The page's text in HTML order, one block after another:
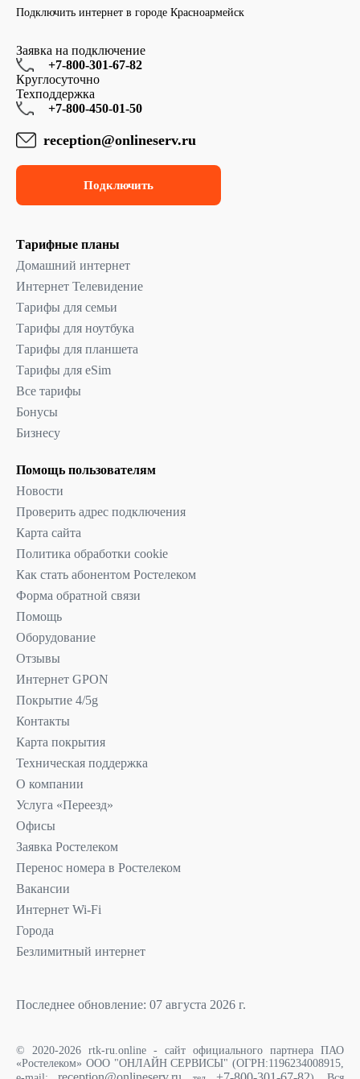
Подключить интернет в городе Красноармейск
Заявка на подключение
+7-800-301-67-82
Круглосуточно
Техподдержка
+7-800-450-01-50
reception@onlineserv.ru
Подключить
Тарифные планы
Домашний интернет
Интернет Телевидение
Тарифы для семьи
Тарифы для ноутбука
Тарифы для планшета
Тарифы для eSim
Все тарифы
Бонусы
Бизнесу
Помощь пользователям
Новости
Проверить адрес подключения
Карта сайта
Политика обработки cookie
Как стать абонентом Ростелеком
Форма обратной связи
Помощь
Оборудование
Отзывы
Интернет GPON
Покрытие 4/5g
Контакты
Карта покрытия
Техническая поддержка
О компании
Услуга «Переезд»
Офисы
Заявка Ростелеком
Перенос номера в Ростелеком
Вакансии
Интернет Wi-Fi
Города
Безлимитный интернет
Последнее обновление: 07 августа 2026 г.
© 2020-2026 rtk-ru.online - сайт официального партнера ПАО
«Ростелеком» ООО "ОНЛАЙН СЕРВИСЫ" (ОГРН:1196234008915,